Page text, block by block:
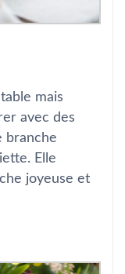
mais
avec des
branche
Elle
joyeuse et